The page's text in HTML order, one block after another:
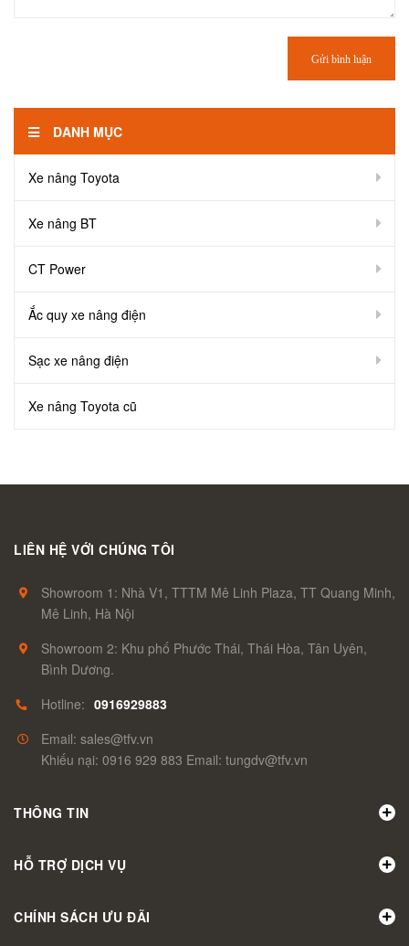
DANH MỤC
Xe nâng Toyota
Xe nâng BT
CT Power
Ắc quy xe nâng điện
Sạc xe nâng điện
Xe nâng Toyota cũ
Gửi bình luận
LIÊN HỆ VỚI CHÚNG TÔI
Showroom 1: Nhà V1, TTTM Mê Linh Plaza, TT Quang Minh,
Mê Linh, Hà Nội
Showroom 2: Khu phố Phước Thái, Thái Hòa, Tân Uyên,
Bình Dương.
Hotline: 0916929883
Email: sales@tfv.vn
Khiếu nại: 0916 929 883 Email: tungdv@tfv.vn
THÔNG TIN
HỖ TRỢ DỊCH VỤ
CHÍNH SÁCH ƯU ĐÃI